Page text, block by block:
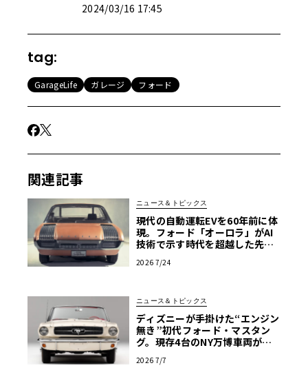
2024/03/16 17:45
tag:
GarageLife ガレージ フォード
関連記事
ニュース＆トピックス
現代の自動運転EVを60年前に体
現。フォード「オーロラ」がAI
技術で示す時代を超越した先見
2026 7/24
ニュース＆トピックス
ディズニーが手掛けた“エンジン
無き”初代フォード・マスタン
グ。現存4台のNY万博車両が米
2026 7/7